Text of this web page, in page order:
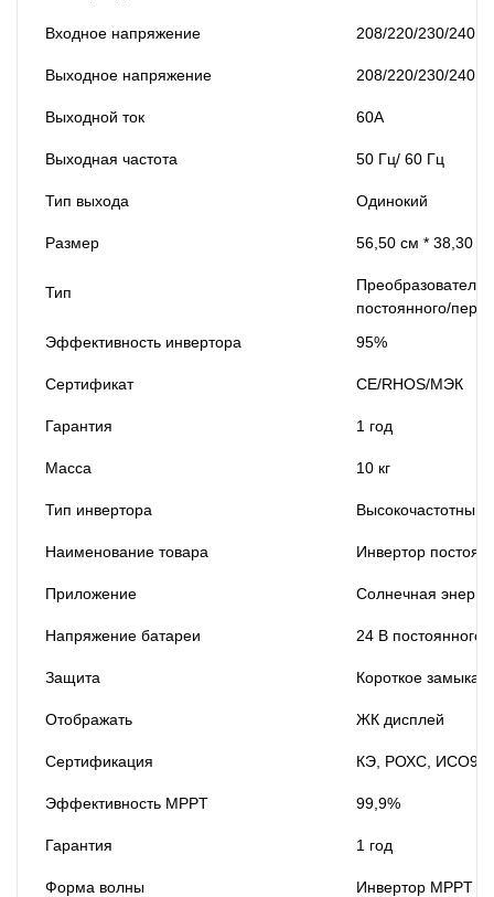
Входное напряжение 208/220/230/240 В
Выходное напряжение 208/220/230/240 В
Выходной ток 60А
Выходная частота 50 Гц/ 60 Гц
Тип выхода Одинокий
Размер 56,50 см * 38,30
Тип
Преобразователи
постоянного/
Эффективность инвертора
95%
Сертификат CE/RHOS/МЭК
Гарантия 1 год
Масса 10 кг
Тип инвертора Высокочастотный
Наименование товара Инвертор
Приложение Солнечная
Напряжение батареи 24 В постоянного
Защита Короткое
Отображать ЖК дисплей
Сертификация КЭ, РОХС,
Эффективность MPPT 99,9%
Гарантия 1 год
Форма волны Инвертор MPPT с